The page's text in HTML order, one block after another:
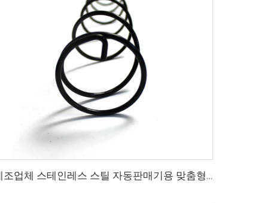
제조업체 스테인레스 스틸 자동판매기용 맞춤형 스프링 압축 코일 스프링